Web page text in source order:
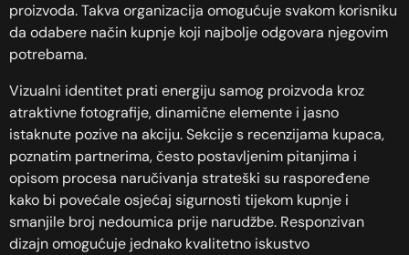
proizvoda. Takva organizacija omogućuje svakom korisniku
da odabere način kupnje koji najbolje odgovara njegovim
potrebama.
Vizualni identitet prati energiju samog proizvoda kroz
atraktivne fotografije, dinamične elemente i jasno
istaknute pozive na akciju. Sekcije s recenzijama kupaca,
poznatim partnerima, često postavljenim pitanjima i
opisom procesa naručivanja strateški su raspoređene
kako bi povećale osjećaj sigurnosti tijekom kupnje i
smanjile broj nedoumica prije narudžbe. Responzivan
dizajn omogućuje jednako kvalitetno iskustvo